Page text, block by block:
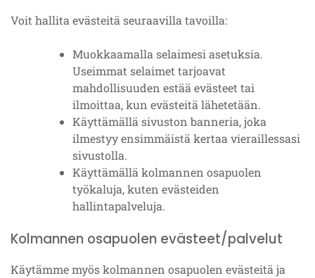
Voit hallita evästeitä seuraavilla tavoilla:
Muokkaamalla selaimesi asetuksia.
Useimmat selaimet tarjoavat
mahdollisuuden estää evästeet tai
ilmoittaa, kun evästeitä lähetetään.
Käyttämällä sivuston banneria, joka
ilmestyy ensimmäistä kertaa vieraillessasi
sivustolla.
Käyttämällä kolmannen osapuolen
työkaluja, kuten evästeiden
hallintapalveluja.
Kolmannen osapuolen evästeet/palvelut
Käytämme myös kolmannen osapuolen evästeitä ja